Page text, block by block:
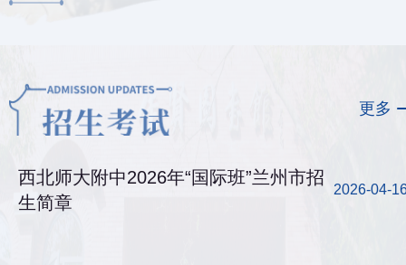
更多
西北师大附中2026年“国际班”兰州市招
生简章
2026-04-